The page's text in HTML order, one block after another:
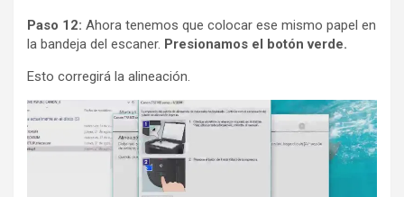
Paso 12: Ahora tenemos que colocar ese mismo papel en
la bandeja del escaner. Presionamos el botón verde.
Esto corregirá la alineación.